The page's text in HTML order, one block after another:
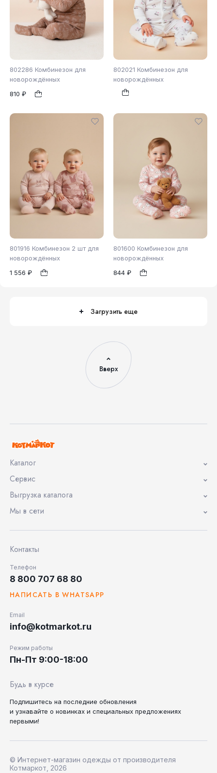
802286 Комбинезон для
новорождённых
810 ₽
80
802021 Комбинезон для
новорождённых
62
80 86
801916 Комбинезон 2 шт для
новорождённых
1 556 ₽
62 74
801600 Комбинезон для
новорождённых
844 ₽
62 68
Загрузить еще
Вверх
Каталог
Сервис
Выгрузка каталога
Мы в сети
Контакты
Телефон
8 800 707 68 80
НАПИСАТЬ В WHATSAPP
Email
info@kotmarkot.ru
Режим работы
Пн-Пт 9:00-18:00
Будь в курсе
Подпишитесь на последние обновления
и узнавайте о новинках и специальных предложениях
первыми!
© Интернет-магазин одежды от производителя
Котмаркот, 2026